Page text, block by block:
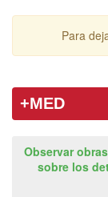
Para
+MED
Observar
sobre los